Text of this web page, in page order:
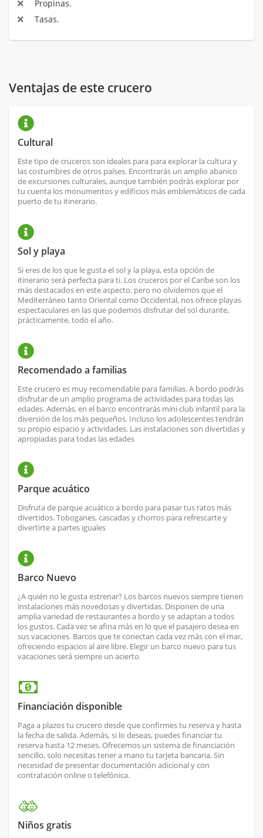
Propinas.
Tasas.
Ventajas de este crucero
Cultural
Este tipo de cruceros son ideales para para explorar la cultura y
las costumbres de otros países. Encontrarás un amplio abanico
de excursiones culturales, aunque también podrás explorar por
tu cuenta los monumentos y edificios más emblemáticos de cada
puerto de tu itinerario.
Sol y playa
Si eres de los que le gusta el sol y la playa, esta opción de
itinerario será perfecta para ti. Los cruceros por el Caribe son los
más destacados en este aspecto, pero no olvidemos que el
Mediterráneo tanto Oriental como Occidental, nos ofrece playas
espectaculares en las que podemos disfrutar del sol durante,
prácticamente, todo el año.
Recomendado a familias
Este crucero es muy recomendable para familias. A bordo podrás
disfrutar de un amplio programa de actividades para todas las
edades. Además, en el barco encontrarás mini club infantil para la
diversión de los más pequeños. Incluso los adolescentes tendrán
su propio espacio y actividades. Las instalaciones son divertidas y
apropiadas para todas las edades
Parque acuático
Disfruta de parque acuático a bordo para pasar tus ratos más
divertidos. Toboganes, cascadas y chorros para refrescarte y
divertirte a partes iguales
Barco Nuevo
¿A quién no le gusta estrenar? Los barcos nuevos siempre tienen
instalaciones más novedosas y divertidas. Disponen de una
amplia variedad de restaurantes a bordo y se adaptan a todos
los gustos. Cada vez se afina más en lo que el pasajero desea en
sus vacaciones. Barcos que te conectan cada vez más con el mar,
ofreciendo espacios al aire libre. Elegir un barco nuevo para tus
vacaciones será siempre un acierto
Financiación disponible
Paga a plazos tu crucero desde que confirmes tu reserva y hasta
la fecha de salida. Además, si lo deseas, puedes financiar tu
reserva hasta 12 meses. Ofrecemos un sistema de financiación
sencillo, solo necesitas tener a mano tu tarjeta bancaria. Sin
necesidad de presentar documentación adicional y con
contratación online o telefónica.
Niños gratis